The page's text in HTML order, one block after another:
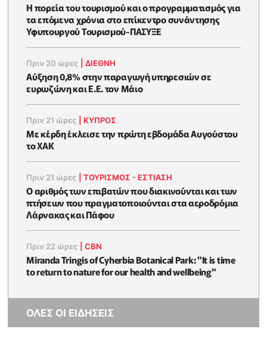
Η πορεία του τουρισμού και ο προγραμματισμός για
τα επόμενα χρόνια στο επίκεντρο συνάντησης
Υφυπουργού Τουρισμού-ΠΑΣΥΞΕ
Πριν 20 ώρες |ΔΙΕΘΝΗ
Αύξηση 0,8% στην παραγωγή υπηρεσιών σε
ευρωζώνη και Ε.Ε. τον Μάιο
Πριν 21 ώρες ΚΥΠΡΟΣ
Με κέρδη έκλεισε την πρώτη εβδομάδα Αυγούστου
το ΧΑΚ
Πριν 21 ώρες |ΤΟΥΡΙΣΜΟΣ - ΕΣΤΙΑΣΗ
Ο αριθμός των επιβατών που διακινούνται και των
πτήσεων που πραγματοποιούνται στα αεροδρόμια
Λάρνακας και Πάφου
Πριν 22 ώρες |CBN
Miranda Tringis of Cyherbia Botanical Park: "It is time
to return to nature for our health and wellbeing"
ΟΛΕΣ ΟΙ ΕΙΔΗΣΕΙΣ